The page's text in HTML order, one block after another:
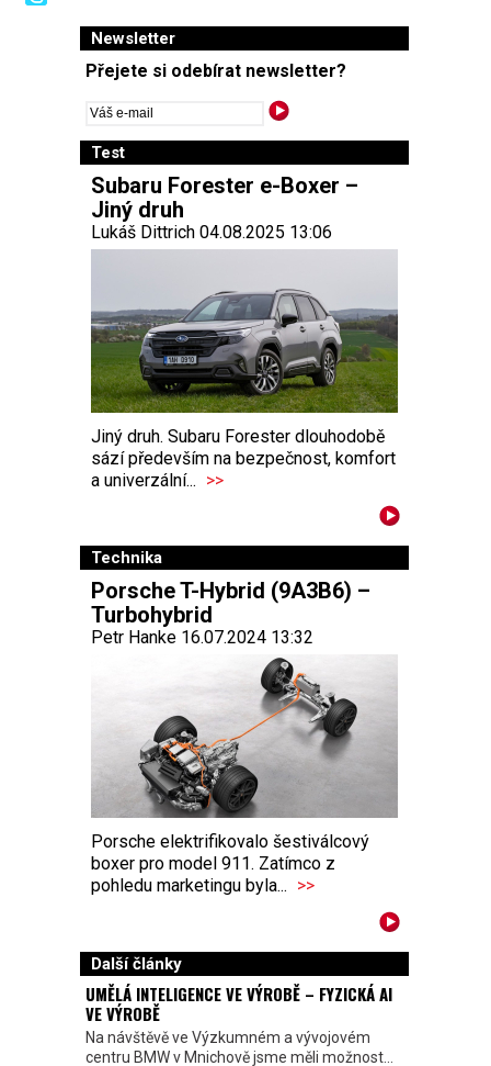
Newsletter
Přejete si odebírat newsletter?
Test
Subaru Forester e-Boxer –
Jiný druh
Lukáš Dittrich 04.08.2025 13:06
Jiný druh. Subaru Forester dlouhodobě
sází především na bezpečnost, komfort
a univerzální... >>
Technika
Porsche T-Hybrid (9A3B6) –
Turbohybrid
Petr Hanke 16.07.2024 13:32
Porsche elektrifikovalo šestiválcový
boxer pro model 911. Zatímco z
pohledu marketingu byla... >>
Další články
UMĚLÁ INTELIGENCE VE VÝROBĚ – FYZICKÁ AI
VE VÝROBĚ
Na návštěvě ve Výzkumném a vývojovém
centru BMW v Mnichově jsme měli možnost...